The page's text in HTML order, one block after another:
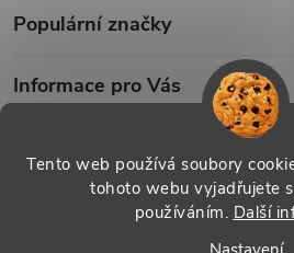
Tento web používá soubory
tohoto webu vyjadřujete
používáním. Další
Populární značky
Informace pro Vás
Copyright 2026 . Všechna